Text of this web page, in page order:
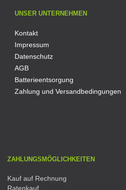
UNSER UNTERNEHMEN
Kontakt
Impressum
Datenschutz
AGB
Batterieentsorgung
Zahlung und Versandbedingungen
ZAHLUNGSMÖGLICHKEITEN
Kauf auf Rechnung
Ratenkauf